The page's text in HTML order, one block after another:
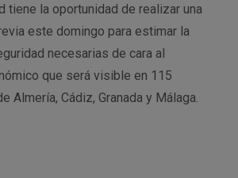
tiene la oportunidad de realizar una
este domingo para estimar la
necesarias de cara al
que será visible en 115
Almería, Cádiz, Granada y Málaga.